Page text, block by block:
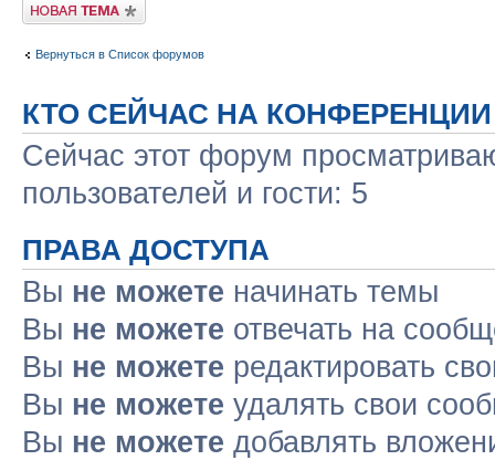
Новая тема
Вернуться в Список форумов
КТО СЕЙЧАС НА КОНФЕРЕНЦИИ
Сейчас этот форум
пользователей и гости: 5
ПРАВА ДОСТУПА
Вы не можете начинать темы
Вы не можете отвечать на
Вы не можете редактировать
Вы не можете удалять свои
Вы не можете добавлять